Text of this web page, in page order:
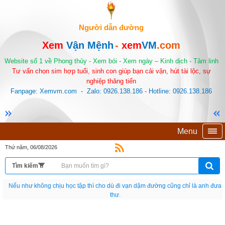
Người dẫn đường
Xem Vận Mệnh- xemVM.com
Website số 1 về Phong thủy - Xem bói - Xem ngày – Kinh dịch - Tâm linh
Tư vấn chọn sim hợp tuổi, sinh con giúp bạn cải vận, hút tài lộc, sự
nghiệp thăng tiến
Fanpage: Xemvm.com - Zalo: 0926.138.186 - Hotline: 0926.138.186
Menu
Thứ năm, 06/08/2026
Nếu như không chịu học tập thì cho dù đi vạn dặm đường cũng chỉ là anh đưa
thư.